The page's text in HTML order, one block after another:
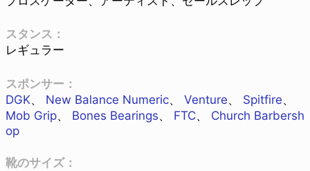
スタンス：
レギュラー
スポンサー：
DGK、 New Balance Numeric、 Venture、 Spitfire、
Mob Grip、 Bones Bearings、 FTC、 Church Barbersh
op
靴のサイズ：